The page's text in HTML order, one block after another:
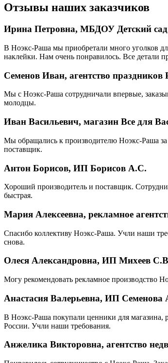
Отзывы наших заказчиков
Ирина Петровна, МБДОУ Детский
В Ноэкс-Раша мы приобретали много уголков
наклейки. Нам очень понравилось. Все детали
Семенов Иван, агентство праздников
Мы с Ноэкс-Раша сотрудничали впервые,
молодцы.
Иван Васильевич, магазин Все для
Мы обращались к производителю Ноэкс-Раша за
поставщик.
Антон Борисов, ИП Борисов А.С.
Хороший производитель и поставщик.
быстрая.
Мария Алексеевна, рекламное
Спасибо коллективу Ноэкс-Раша. Учли наши
снова.
Олеся Александровна, ИП Михеев
Могу рекомендовать рекламное производство
Анастасия Валерьевна, ИП Семенова
В Ноэкс-Раша покупали ценники для магазина,
России. Учли наши требования.
Анжелика Викторовна, агентство